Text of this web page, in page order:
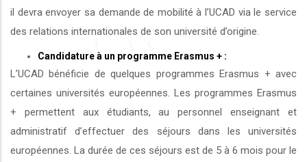
il devra envoyer sa demande de mobilité à l’UCAD via le service
des relations internationales de son université d’origine.
Candidature à un programme Erasmus + :
L’UCAD bénéficie de quelques programmes Erasmus + avec
certaines universités européennes. Les programmes Erasmus
+ permettent aux étudiants, au personnel enseignant et
administratif d’effectuer des séjours dans les universités
européennes. La durée de ces séjours est de 5 à 6 mois pour le